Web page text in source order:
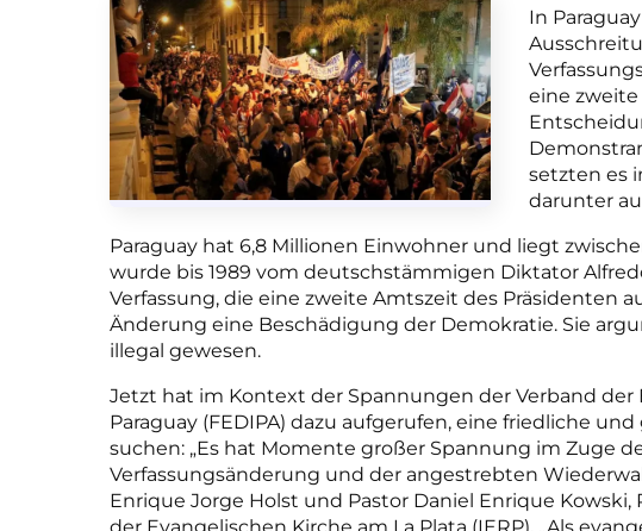
In
eine
setzten es
darunter
Paraguay hat 6,8 Millionen Einwohner und liegt
wurde bis 1989 vom deutschstämmigen Diktator
Verfassung, die eine zweite Amtszeit des Präsidenten
Änderung eine Beschädigung der Demokratie. Sie
illegal gewesen.
Jetzt hat im Kontext der Spannungen der Verband der
Paraguay (FEDIPA) dazu aufgerufen, eine friedliche
suchen: „Es hat Momente großer Spannung im Zuge
Verfassungsänderung und der angestrebten
Enrique Jorge Holst und Pastor Daniel Enrique